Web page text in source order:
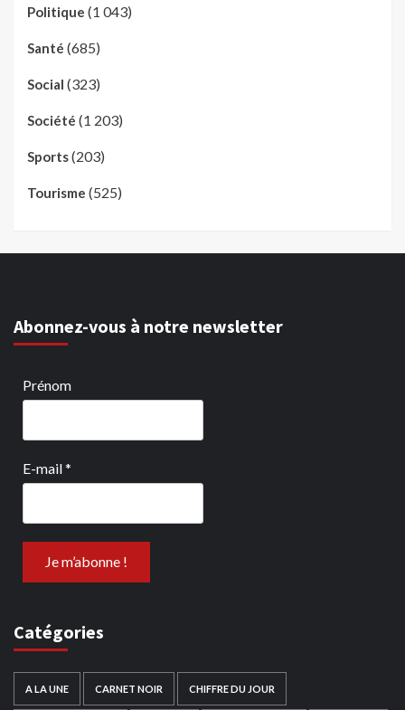
Politique (1 043)
Santé (685)
Social (323)
Société (1 203)
Sports(203)
Tourisme (525)
Abonnez-vous à notre newsletter
Prénom
E-mail*
Catégories
A LA UNE CARNET NOIR CHIFFRE DU JOUR